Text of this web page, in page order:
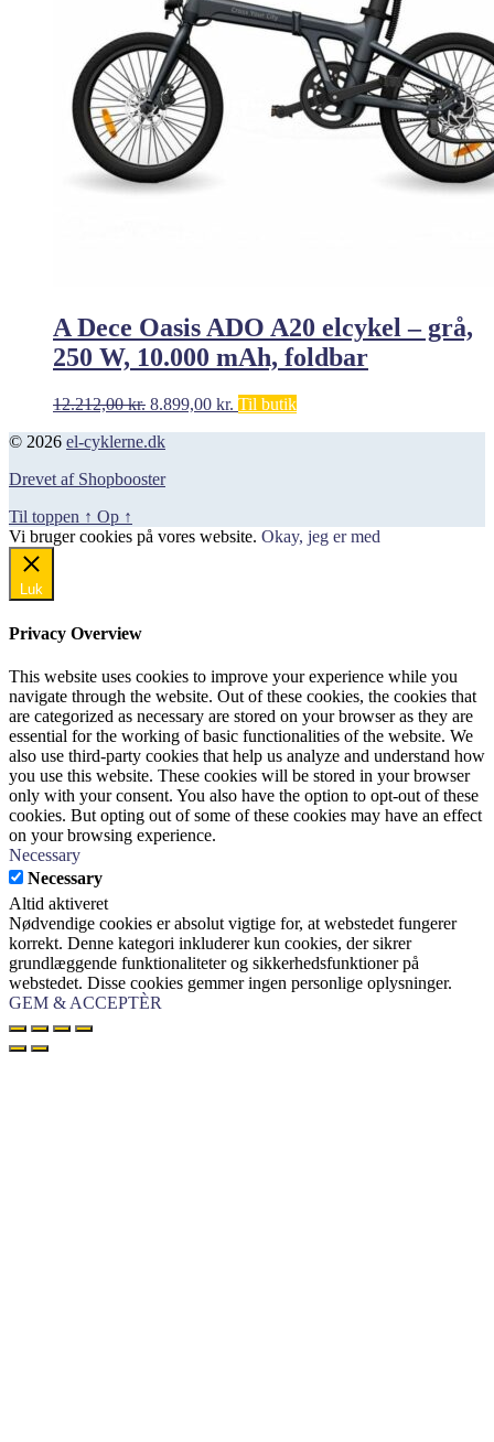
A Dece Oasis ADO A20 elcykel – grå,
250 W, 10.000 mAh, foldbar
12.212,00kr. Den
pris
12.212,00 kr..
8.899,00 kr. Den
Til butik
© 2026 el-cyklerne.dk
Drevet af Shopbooster
Til toppen ↑ Op ↑
Vi bruger cookies på vores website. Okay, jeg er med
Luk
Privacy Overview
This website uses cookies to improve your experience while you
navigate through the website. Out of these cookies, the cookies that
are categorized as necessary are stored on your browser as they are
essential for the working of basic functionalities of the website. We
also use third-party cookies that help us analyze and understand how
you use this website. These cookies will be stored in your browser
only with your consent. You also have the option to opt-out of these
cookies. But opting out of some of these cookies may have an effect
on your browsing experience.
Necessary
Necessary
Altid aktiveret
Nødvendige cookies er absolut vigtige for, at webstedet fungerer
korrekt. Denne kategori inkluderer kun cookies, der sikrer
grundlæggende funktionaliteter og sikkerhedsfunktioner på
webstedet. Disse cookies gemmer ingen personlige oplysninger.
GEM & ACCEPTÈR